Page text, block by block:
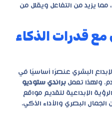
مما يزيد من التفاعل ويقلل من
مع قدرات الذكاء
البشري عنصرًا أساسيًا في
ولهذا تعمل براندي ستوديو
الإبداعية لتقديم مواقع
البصري والأداء الذكي.